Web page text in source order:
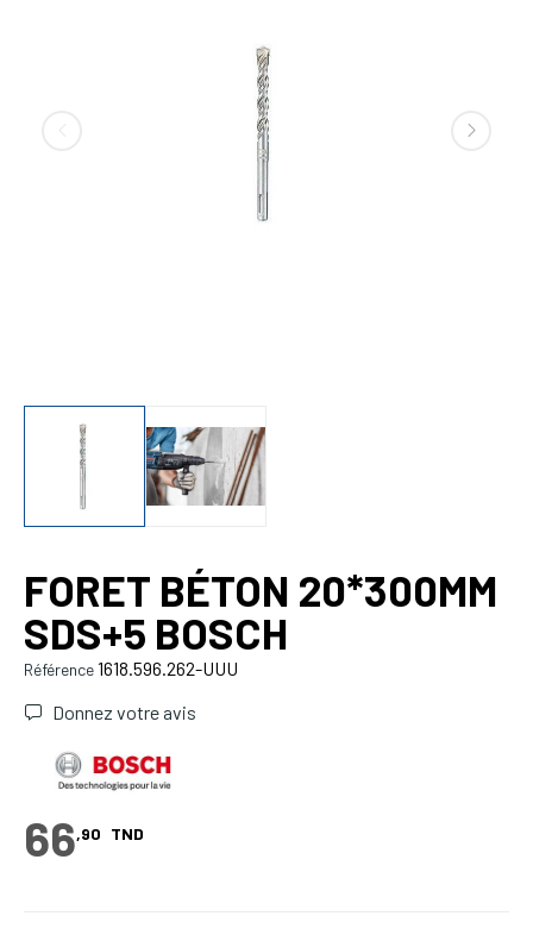
FORET BÉTON 20*300MM
SDS+5 BOSCH
Référence1618.596.262-UUU
Donnez votre avis
66,90 TND